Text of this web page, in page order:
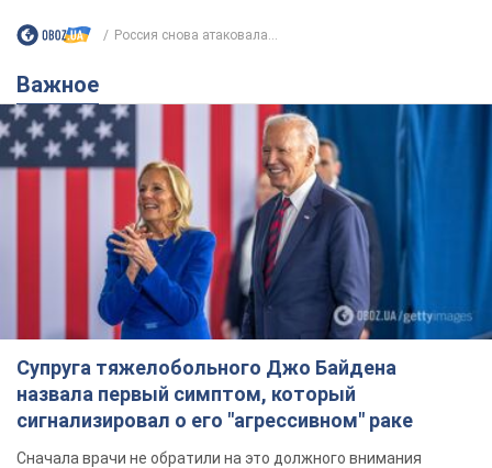
Россия снова атаковала...
Важное
Супруга тяжелобольного Джо Байдена
назвала первый симптом, который
сигнализировал о его "агрессивном" раке
Сначала врачи не обратили на это должного внимания